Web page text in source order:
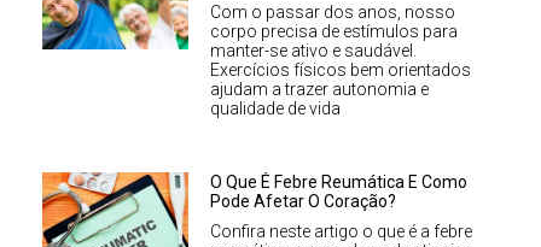
Com o passar dos anos, nosso
corpo precisa de estímulos para
manter-se ativo e saudável.
Exercícios físicos bem orientados
ajudam a trazer autonomia e
qualidade de vida
O Que É Febre Reumática E Como
Pode Afetar O Coração?
Confira neste artigo o que é a febre